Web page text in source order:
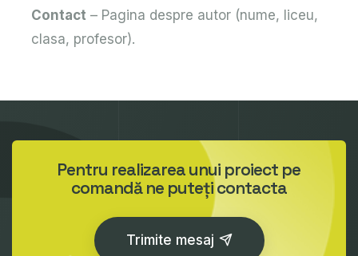
Contact – Pagina despre autor (nume, liceu,
clasa, profesor).
Pentru realizarea unui proiect pe
comandă ne puteți contacta
Trimite mesaj